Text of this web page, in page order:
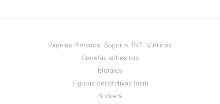
Papeles Pintados. Soporte TNT. Vinílicos
Cenefas adhesivas
Murales
Figuras decorativas foam
Stickers